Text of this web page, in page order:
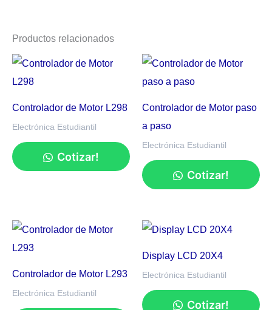
Productos relacionados
Controlador de Motor L298
Electrónica Estudiantil
Cotizar!
Controlador de Motor paso
a paso
Electrónica Estudiantil
Cotizar!
Controlador de Motor L293
Electrónica Estudiantil
Display LCD 20X4
Electrónica Estudiantil
Cotizar!